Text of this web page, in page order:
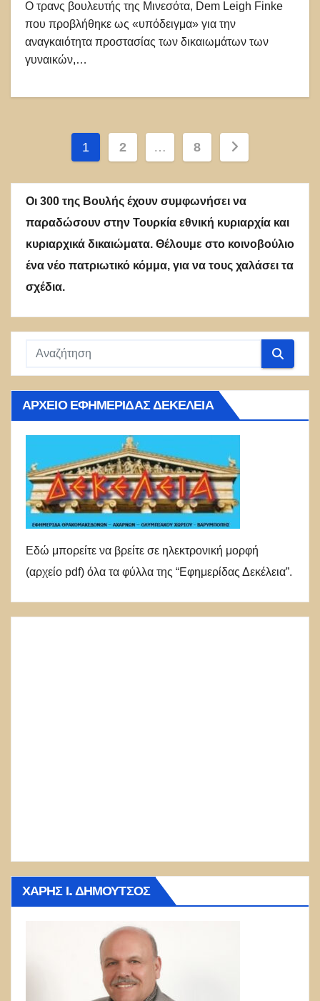
O τρανς βουλευτής της Μινεσότα, Dem Leigh Finke
που προβλήθηκε ως «υπόδειγμα» για την
αναγκαιότητα προστασίας των δικαιωμάτων των
γυναικών,…
Σελιδοποίηση
άρθρων
1 2 … 8
Οι 300 της Βουλής έχουν συμφωνήσει να
παραδώσουν στην Τουρκία εθνική κυριαρχία και
κυριαρχικά δικαιώματα. Θέλουμε στο κοινοβούλιο
ένα νέο πατριωτικό κόμμα, για να τους χαλάσει τα
σχέδια.
ΑΡΧΕΊΟ ΕΦΗΜΕΡΊΔΑΣ ΔΕΚΈΛΕΙΑ
Εδώ μπορείτε να βρείτε σε ηλεκτρονική μορφή
(αρχείο pdf) όλα τα φύλλα της “Εφημερίδας Δεκέλεια”.
ΧΆΡΗΣ Ι. ΔΗΜΟΎΤΣΟΣ